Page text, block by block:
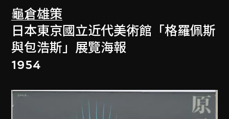
龜倉雄策
日本東京國立近代美術館「格羅佩斯
與包浩斯」展覽海報
1954